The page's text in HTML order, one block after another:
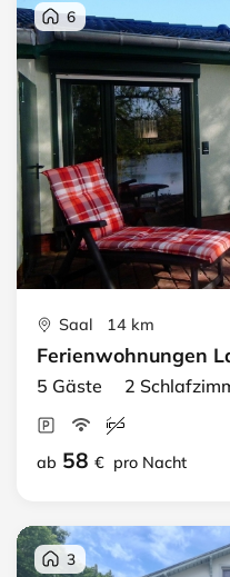
6
Saal 14 km
5 Gäste 2
ab 58 € pro Nacht
3